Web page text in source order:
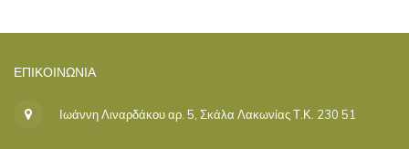
ΕΠΙΚΟΙΝΩΝΊΑ
Ιωάννη Λιναρδάκου αρ. 5, Σκάλα Λακωνίας Τ.Κ. 230 51